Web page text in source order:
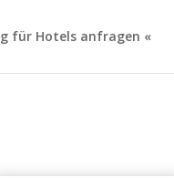
für Hotels anfragen «